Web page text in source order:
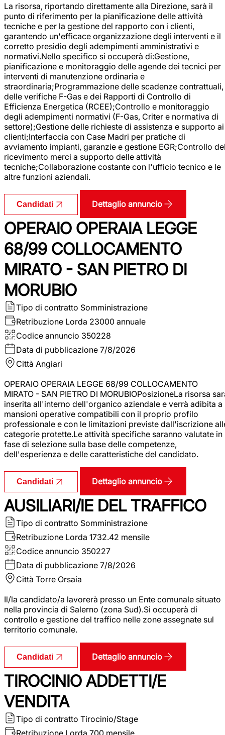
La risorsa, riportando direttamente alla Direzione, sarà il
punto di riferimento per la pianificazione delle attività
tecniche e per la gestione del rapporto con i clienti,
garantendo un'efficace organizzazione degli interventi e il
corretto presidio degli adempimenti amministrativi e
normativi.Nello specifico si occuperà di:Gestione,
pianificazione e monitoraggio delle agende dei tecnici per
interventi di manutenzione ordinaria e
straordinaria;Programmazione delle scadenze contrattuali,
delle verifiche F-Gas e dei Rapporti di Controllo di
Efficienza Energetica (RCEE);Controllo e monitoraggio
degli adempimenti normativi (F-Gas, Criter e normativa di
settore);Gestione delle richieste di assistenza e supporto ai
clienti;Interfaccia con Case Madri per pratiche di
avviamento impianti, garanzie e gestione EGR;Controllo
ricevimento merci a supporto delle attività
tecniche;Collaborazione costante con l'ufficio tecnico e le
altre funzioni aziendali.
Candidati Dettaglio annuncio
OPERAIO OPERAIA LEGGE
68/99 COLLOCAMENTO
MIRATO - SAN PIETRO DI
MORUBIO
Tipo di contratto Somministrazione
Retribuzione Lorda 23000 annuale
Codice annuncio 350228
Data di pubblicazione 7/8/2026
Città Angiari
OPERAIO OPERAIA LEGGE 68/99 COLLOCAMENTO
MIRATO - SAN PIETRO DI MORUBIOPosizioneLa risorsa
inserita all'interno dell'organico aziendale e verrà adibita a
mansioni operative compatibili con il proprio profilo
professionale e con le limitazioni previste dall'iscrizione
categorie protette.Le attività specifiche saranno valutate in
fase di selezione sulla base delle competenze,
dell'esperienza e delle caratteristiche del candidato.
Candidati Dettaglio annuncio
AUSILIARI/IE DEL TRAFFICO
Tipo di contratto Somministrazione
Retribuzione Lorda 1732.42 mensile
Codice annuncio 350227
Data di pubblicazione 7/8/2026
Città Torre Orsaia
Il/la candidato/a lavorerà presso un Ente comunale situato
nella provincia di Salerno (zona Sud).Si occuperà di
controllo e gestione del traffico nelle zone assegnate sul
territorio comunale.
Candidati Dettaglio annuncio
TIROCINIO ADDETTI/E
VENDITA
Tipo di contratto Tirocinio/Stage
Retribuzione Lorda 700 mensile